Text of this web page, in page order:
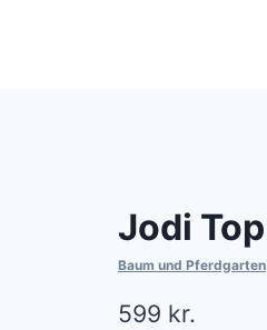
Jodi Top
Baum und Pferdgarten
599 kr.